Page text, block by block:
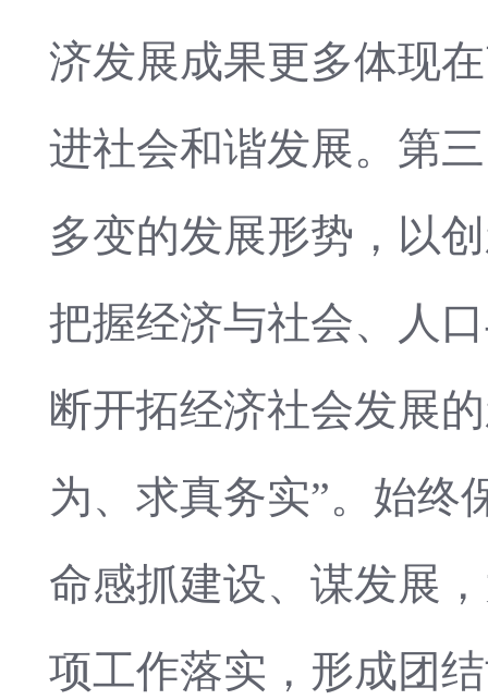
济发展成果更多体现
进社会和谐发展。第
多变的发展形势，以
把握经济与社会、人
断开拓经济社会发展
为、求真务实”。始终
命感抓建设、谋发展
项工作落实，形成团